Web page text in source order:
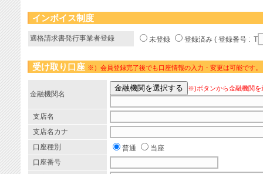
インボイス制度
適格請求書発行事業者登録 未登録 登録済み ( 登録番号 : T
受け取り口座 ※）会員登録完了後でも口座情報の入力・変更は可能です。
金融機関名
※)ボタンから金融機関を
支店名
支店名カナ
口座種別
普通
当座
口座番号